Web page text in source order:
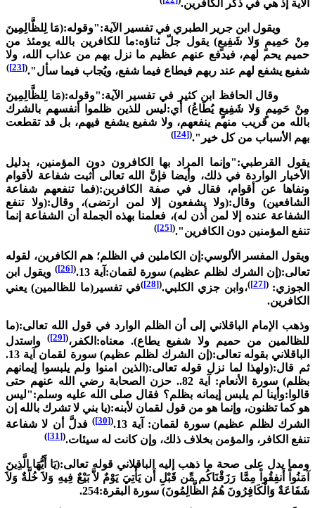
إذ هي في ذكر الكافرين.
ابن جرير الطبري في تفسير الآية:"وقوله:(مَا لِلظَّالِمِينَ
حَمِيمٍ وَلا شَفِيعٍ) يقول جلّ ثناؤه:ما للكافرين بالله يومئذ من
يحم لهم، فيدفع عنهم عظيم ما نزل بهم من عذاب الله، ولا
يشفع لهم عند ربهم فيطاع فيما شفع، ويُجاب فيما سأل". (
[23]
)
الحافظ ابن كثير في تفسير الآية:"وقوله:(مَا لِلظَّالِمِينَ
حَمِيمٍ وَلا شَفِيعٍ يُطَاعُ) أي:ليس للذين ظلموا أنفسهم بالشرك
من قريب منهم ينفعهم، ولا شفيع يشفع فيهم، بل قد تقطعت
الأسباب من كل خير". (
[24]
)
القرطبي:"وإنما المراد بها الكافرون دون المؤمنين، بدليل
الواردة في ذلك، وأيضا فإنَّ الله تعالى أثبت شفاعة لأقوام
عن أقوام، فقال في صفة الكافرين:(فما تنفعهم شفاعة
وقال:(ولا يشفعون إلا لمن ارتضى)، وقال:(ولا تنفع
عنده إلا لمن أذن له)، فعلمنا بهذه الجملة أن الشفاعة إنما
المؤمنين دون الكافرين". (
[25]
)
المفسر الألوسي:إن الكاملين في الظلم؛ هم الكافرين، لقوله
الشرك لظلم عظيم) سورة لقمان:آية 13.
(
[26]
)ويقول ابن
(
[27]
)،وابن جزي الكلبي. )في تفسير(ما للظالمين) يعني
الإمام الباقلاني إلى أن الظلم الوارد في قول الله تعالى:(ما
من حميم ولا شفيع يطاع). معناه:الكفر،
)واستدل
الباقلاني بقوله تعالى:(إن الشرك لظلم عظيم) سورة لقمان آية 13.
قال:(ولهذا لما نزل قوله تعالى:(الذين امنوا ولم يلبسوا إيمانهم
بظلم) سورة الأنعام: آية 82.. حزن الصحابة رضي الله عنهم حتى
لم يلبس إيمانه بظلم؟ فقال صلى الله عليه وسلم:"ليس
كما تظنون، وإنما هو من قول لقمان لأبنه:(يا بني لا تشرك بالله إن
لظلم عظيم) سورة لقمان: آية 13.
(
[30]
)فدلَّ أن لا شفاعة
الكافر، والمؤمن بخلاف ذلك، وإن كانت له سيئات.
)
يدل على صحة ما ذهب إليه الباقلاني قوله تعالى:(يَا أَيُّهَا الَّذِينَ
أَنفِقُواْ مِمَّا رَزَقْنَاكُم مِّن قَبْلِ أَن يَأْتِيَ يَوْمٌ لاَّ بَيْعٌ فِيهِ وَلاَ خُلَّةٌ وَلاَ
وَالْكَافِرُونَ هُمُ الظَّالِمُونَ) سورة البقرة:254.